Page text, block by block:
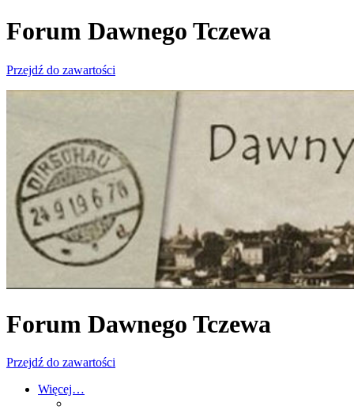
Forum Dawnego Tczewa
Przejdź do zawartości
Forum Dawnego Tczewa
Przejdź do zawartości
Więcej…